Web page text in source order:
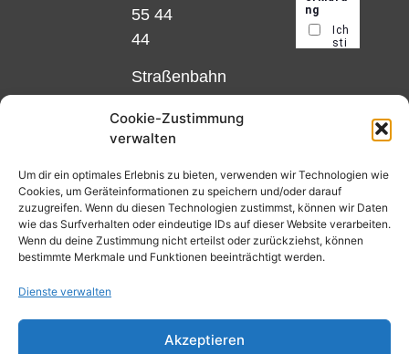
Cookie-Zustimmung
verwalten
Um dir ein optimales Erlebnis zu bieten, verwenden wir Technologien wie
Cookies, um Geräteinformationen zu speichern und/oder darauf
zuzugreifen. Wenn du diesen Technologien zustimmst, können wir Daten
wie das Surfverhalten oder eindeutige IDs auf dieser Website verarbeiten.
Wenn du deine Zustimmung nicht erteilst oder zurückziehst, können
bestimmte Merkmale und Funktionen beeinträchtigt werden.
Dienste verwalten
Akzeptieren
55 44
44
Straßenbahn
und 12,
Matthias-
Beltz-
Platz
oder
Haltestelle
Nibelungenplatz/FH